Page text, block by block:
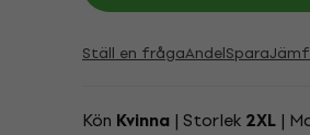
Ställ en frågaAndelSpara
Kön Kvinna | Storlek 2XL |